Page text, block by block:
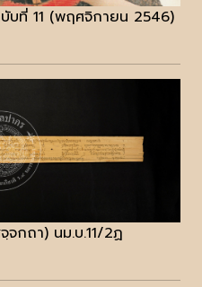
บที่ 11 (พฤศจิกายน 2546)
จกถา) นม.บ.11/2ฏ